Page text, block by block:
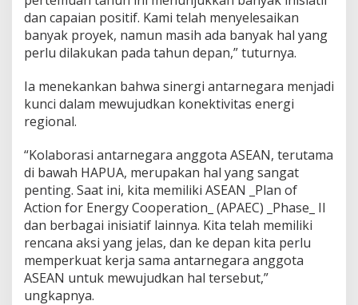
b
o
r
a
i
E
n
g
i
B
e
r
s
i
h
A
S
dan capaian positif. Kami telah menyelesaikan
banyak proyek, namun masih ada banyak hal yang
perlu dilakukan pada tahun depan,” tuturnya.
Ia menekankan bahwa sinergi antarnegara menjadi
kunci dalam mewujudkan konektivitas energi
regional.
“Kolaborasi antarnegara anggota ASEAN, terutama
di bawah HAPUA, merupakan hal yang sangat
penting. Saat ini, kita memiliki ASEAN _Plan of
Action for Energy Cooperation_ (APAEC) _Phase_ II
dan berbagai inisiatif lainnya. Kita telah memiliki
rencana aksi yang jelas, dan ke depan kita perlu
memperkuat kerja sama antarnegara anggota
ASEAN untuk mewujudkan hal tersebut,”
ungkapnya.